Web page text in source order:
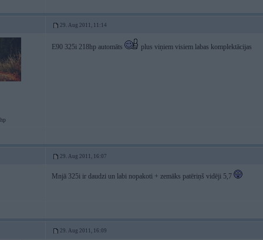
29. Aug 2011, 11:14
E90 325i 218hp automāts plus viņiem visiem labas komplektācijas
29. Aug 2011, 16:07
Mnjā 325i ir daudzi un labi nopakoti + zemāks patēriņš vidēji 5,7
29. Aug 2011, 16:09